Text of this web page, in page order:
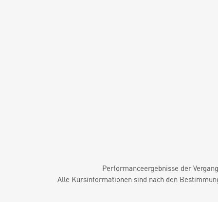
Performanceergebnisse der
Alle Kursinformationen sind nach den